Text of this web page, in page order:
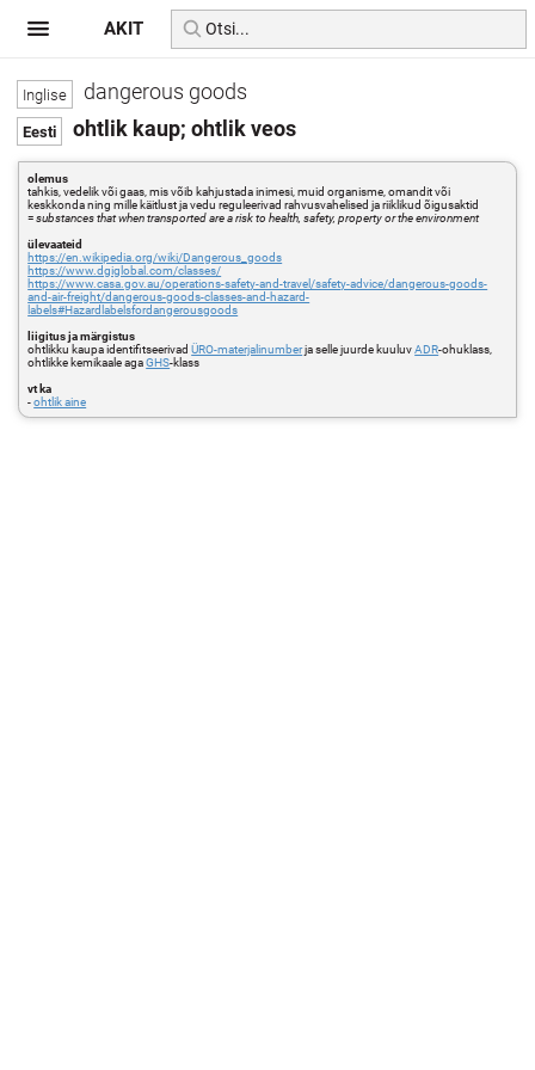
dangerous goods
ohtlik kaup; ohtlik veos
olemus
tahkis, vedelik või gaas, mis võib kahjustada inimesi, muid organisme, omandit või
keskkonda ning mille käitlust ja vedu reguleerivad rahvusvahelised ja riiklikud õigusaktid
=substances that when transported are a risk to health, safety, property or the environment
ülevaateid
https://en.wikipedia.org/wiki/Dangerous_goods
https://www.dgiglobal.com/classes/
https://www.casa.gov.au/operations-safety-and-travel/safety-advice/dangerous-goods-
and-air-freight/dangerous-goods-classes-and-hazard-
labels#Hazardlabelsfordangerousgoods
liigitus ja märgistus
ohtlikku kaupa identifitseerivadÜRO-materjalinumberja selle juurde kuuluvADR-ohuklass,
ohtlikke kemikaale agaGHS-klass
vt ka
-ohtlik aine
AKIT